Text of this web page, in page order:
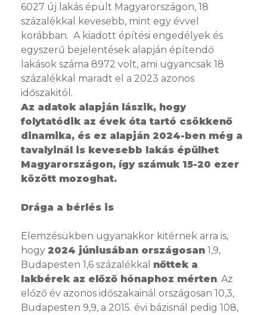
6027 új lakás épült Magyarországon, 18
százalékkal kevesebb, mint egy évvel
korábban. A kiadott építési engedélyek és
egyszerű bejelentések alapján építendő
lakások száma 8972 volt, ami ugyancsak 18
százalékkal maradt el a 2023 azonos
időszakitól.
Az adatok alapján lászik, hogy
folytatódik az évek óta tartó csökkenő
dinamika, és ez alapján 2024-ben még a
tavalyinál is kevesebb lakás épülhet
Magyarországon, így számuk 15-20 ezer
között mozoghat.
Drága a bérlés is
Elemzésükben ugyanakkor kitérnek arra is,
hogy 2024 júniusában országosan 1,9,
Budapesten 1,6 százalékkal nőttek a
lakbérek az előző hónaphoz mérten. Az
előző év azonos időszakainál országosan 10,3,
Budapesten 9,9, a 2015. évi bázisnál pedig 108,